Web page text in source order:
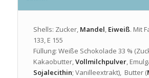
Shells: Zucker, Mandel, Eiweiß. Mit
133, E 155
Füllung: Weiße Schokolade 33 %
Kakaobutter,Vollmilchpulver,
Sojalecithin; Vanilleextrakt), Butter (